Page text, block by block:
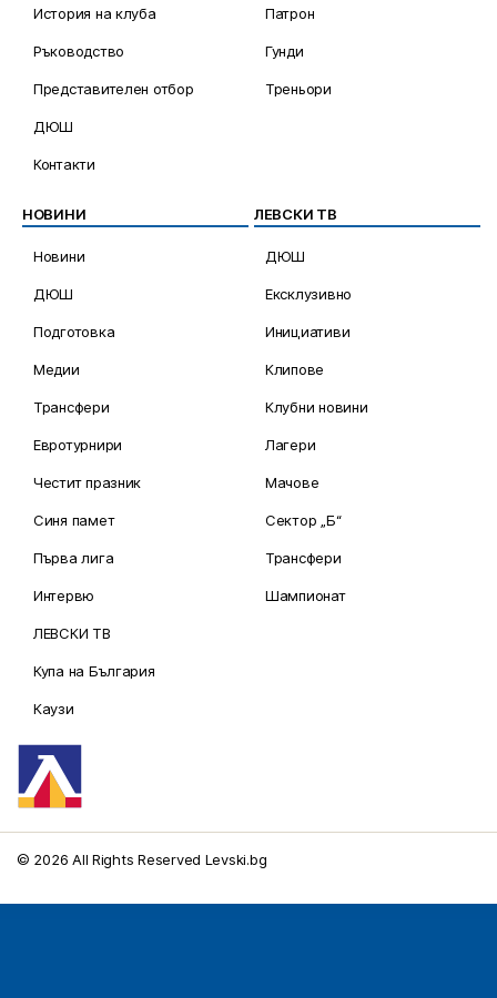
История на клуба
Ръководство
Представителен отбор
ДЮШ
Контакти
Патрон
Гунди
Треньори
НОВИНИ
Новини
ДЮШ
Подготовка
Медии
Трансфери
Евротурнири
Честит празник
Синя памет
Първа лига
Интервю
ЛЕВСКИ ТВ
Купа на България
Каузи
ЛЕВСКИ ТВ
ДЮШ
Ексклузивно
Инициативи
Клипове
Клубни новини
Лагери
Мачове
Сектор „Б“
Трансфери
Шампионат
© 2026 All Rights Reserved Levski.bg